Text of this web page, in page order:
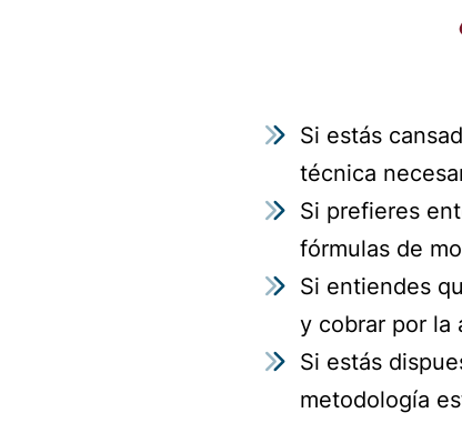
Si estás
técnica
Si prefieres
fórmulas de
Si entiendes
y cobrar por la
Si estás
metodología